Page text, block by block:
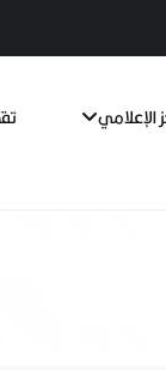
الإعلامي